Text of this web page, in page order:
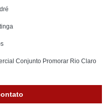
Conjunto Promorar Rio Claro